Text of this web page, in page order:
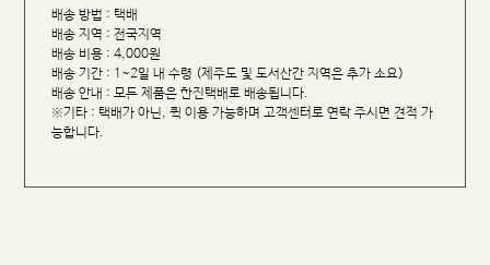
배송 방법 : 택배
배송 지역 : 전국지역
배송 비용 : 4,000원
배송 기간 : 1~2일 내 수령 (제주도 및 도서산간 지역은 추가 소요)
배송 안내 : 모든 제품은 한진택배로 배송됩니다.
※기타 : 택배가 아닌, 퀵 이용 가능하며 고객센터로 연락 주시면 견적 가
능합니다.